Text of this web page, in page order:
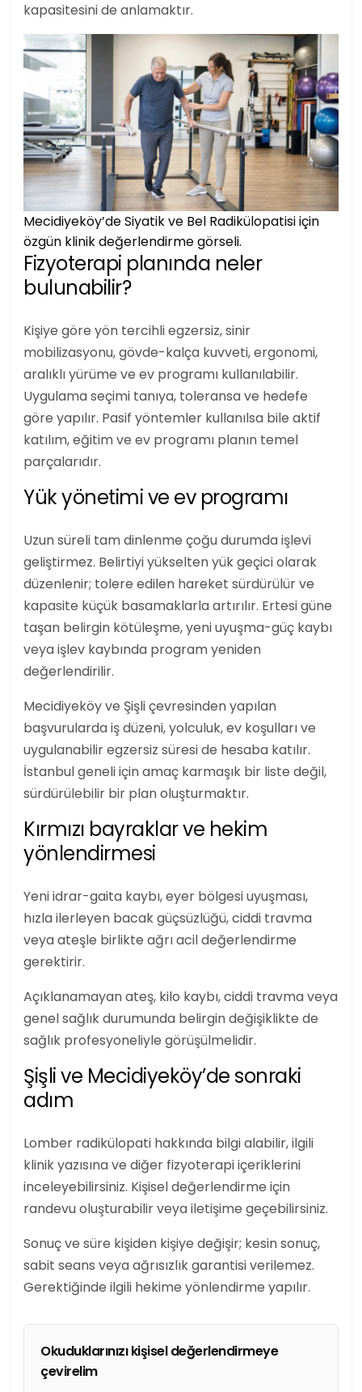
kapasitesini de anlamaktır.
Mecidiyeköy’de Siyatik ve Bel Radikülopatisi için
özgün klinik değerlendirme görseli.
Fizyoterapi planında neler
bulunabilir?
Kişiye göre yön tercihli egzersiz, sinir
mobilizasyonu, gövde-kalça kuvveti, ergonomi,
aralıklı yürüme ve ev programı kullanılabilir.
Uygulama seçimi tanıya, toleransa ve hedefe
göre yapılır. Pasif yöntemler kullanılsa bile aktif
katılım, eğitim ve ev programı planın temel
parçalarıdır.
Yük yönetimi ve ev programı
Uzun süreli tam dinlenme çoğu durumda işlevi
geliştirmez. Belirtiyi yükselten yük geçici olarak
düzenlenir; tolere edilen hareket sürdürülür ve
kapasite küçük basamaklarla artırılır. Ertesi güne
taşan belirgin kötüleşme, yeni uyuşma-güç kaybı
veya işlev kaybında program yeniden
değerlendirilir.
Mecidiyeköy ve Şişli çevresinden yapılan
başvurularda iş düzeni, yolculuk, ev koşulları ve
uygulanabilir egzersiz süresi de hesaba katılır.
İstanbul geneli için amaç karmaşık bir liste değil,
sürdürülebilir bir plan oluşturmaktır.
Kırmızı bayraklar ve hekim
yönlendirmesi
Yeni idrar-gaita kaybı, eyer bölgesi uyuşması,
hızla ilerleyen bacak güçsüzlüğü, ciddi travma
veya ateşle birlikte ağrı acil değerlendirme
gerektirir.
Açıklanamayan ateş, kilo kaybı, ciddi travma veya
genel sağlık durumunda belirgin değişiklikte de
sağlık profesyoneliyle görüşülmelidir.
Şişli ve Mecidiyeköy’de sonraki
adım
Lomber radikülopati hakkında bilgi alabilir,ilgili
klinik yazısınave diğer fizyoterapi içeriklerini
inceleyebilirsiniz. Kişisel değerlendirme için
randevuoluşturabilir veyailetişime geçebilirsiniz.
Sonuç ve süre kişiden kişiye değişir; kesin sonuç,
sabit seans veya ağrısızlık garantisi verilemez.
Gerektiğinde ilgili hekime yönlendirme yapılır.
Okuduklarınızı kişisel değerlendirmeye
çevirelim